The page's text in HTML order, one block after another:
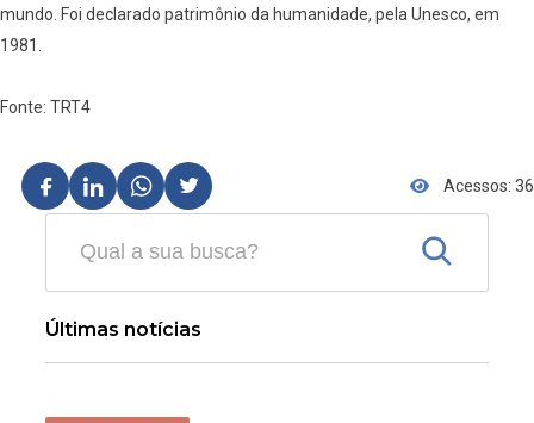
mundo. Foi declarado patrimônio da humanidade, pela Unesco, em
1981.
Fonte: TRT4
Acessos: 36
Últimas notícias